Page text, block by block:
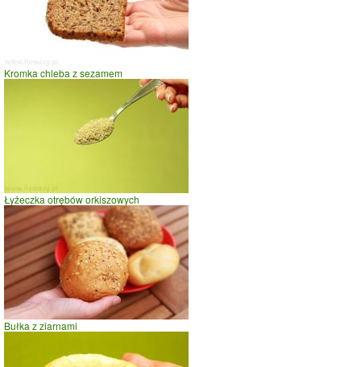
0
Kromka chleba z sezamem
Łyżeczka otrębów orkiszowych
Bułka z ziarnami